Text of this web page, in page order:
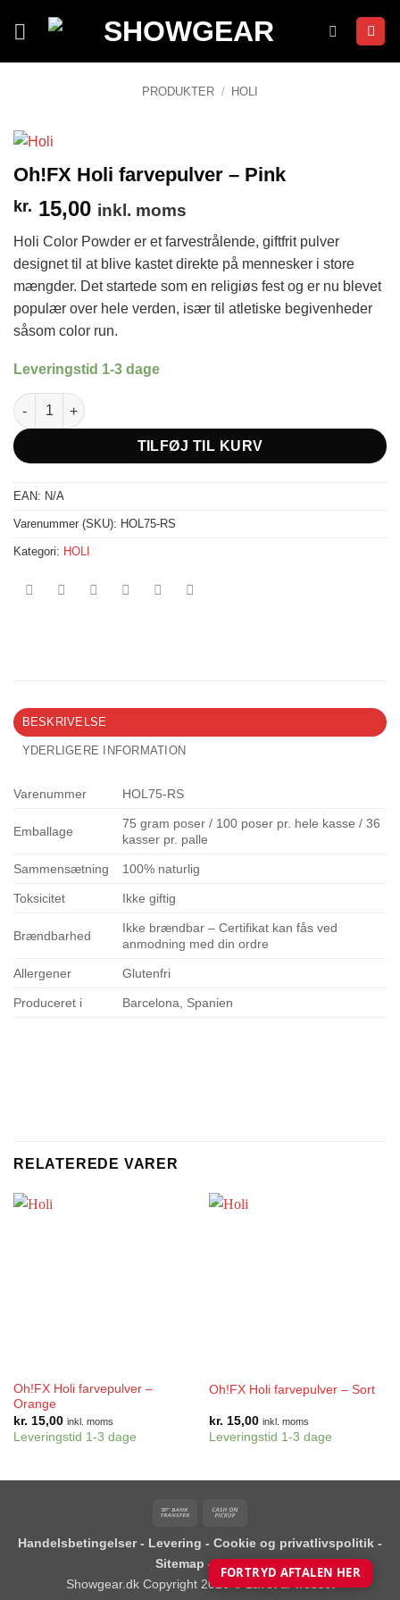
PRODUKTER / HOLI
Oh!FX Holi farvepulver – Pink
kr. 15,00 inkl. moms
Holi Color Powder er et farvestrålende, giftfrit pulver
designet til at blive kastet direkte på mennesker i store
mængder. Det startede som en religiøs fest og er nu blevet
populær over hele verden, især til atletiske begivenheder
såsom color run.
Leveringstid 1-3 dage
Oh!FX Holi farvepulver - Pink antal
TILFØJ TIL KURV
EAN: N/A
Varenummer (SKU): HOL75-RS
Kategori: HOLI
BESKRIVELSE
YDERLIGERE INFORMATION
Varenummer HOL75-RS
Emballage
75 gram poser / 100 poser pr. hele kasse / 36
kasser pr. palle
Sammensætning 100% naturlig
Toksicitet Ikke giftig
Brændbarhed
Ikke brændbar – Certifikat kan fås ved
anmodning med din ordre
Allergener Glutenfri
Produceret i Barcelona, Spanien
RELATEREDE VARER
Oh!FX Holi farvepulver –
Orange
kr. 15,00 inkl. moms
Leveringstid 1-3 dage
Oh!FX Holi farvepulver – Sort
kr. 15,00 inkl. moms
Leveringstid 1-3 dage
Bank
Pickup
Handelsbetingelser- Levering - Cookie og privatlivspolitik -
Sitemap -Blog
Showgear.dk Copyright 2026 ©Lavet af webset
FORTRYD AFTALEN HER